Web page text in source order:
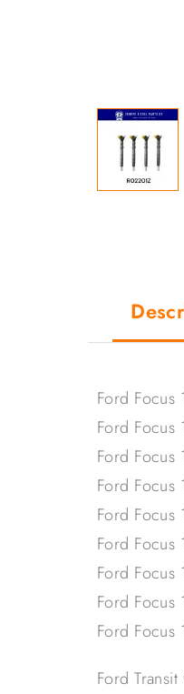
Ford
Ford
Ford
Ford
Ford
Ford Focus
Ford
Ford
Ford
Ford